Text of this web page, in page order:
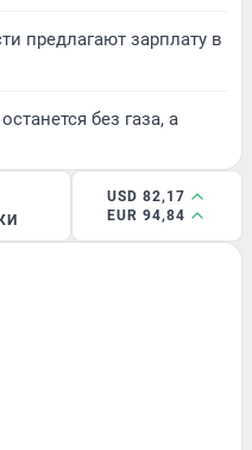
предлагают зарплату в
без газа, а
USD 82,17
EUR 94,84